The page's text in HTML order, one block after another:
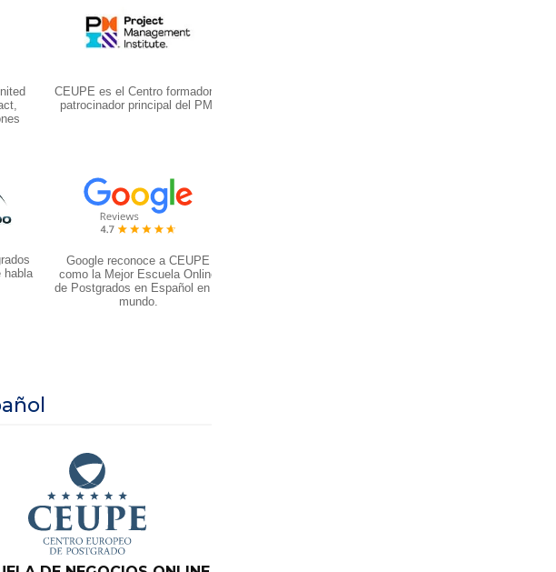
CEUPE es el Centro formador y
patrocinador principal del PMI
habla
Google reconoce a CEUPE
como la Mejor Escuela Online
de Postgrados en Español en el
mundo.